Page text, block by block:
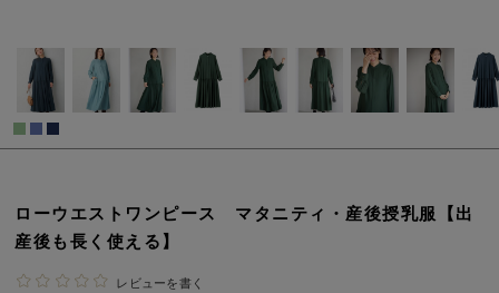
ハレの日に着るANGELIEBEのセレモニー
買って正解！高評価レビューアイテム
親子コーデ｜ママとベビーにおすすめ！
便利な育児家電
ローウエストワンピース マタニティ・産後授乳服【出
産後も長く使える】
レビューを書く
カートに入れる
￥9,990